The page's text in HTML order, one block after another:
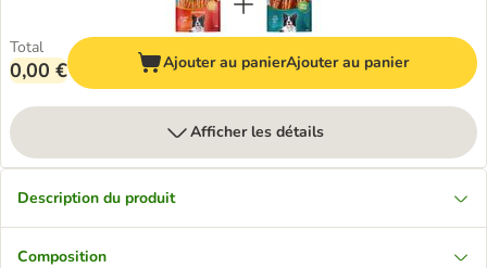
Total
0,00 € Ajouter au panierAjouter au panier
Afficher les détails
Description du produit
Composition